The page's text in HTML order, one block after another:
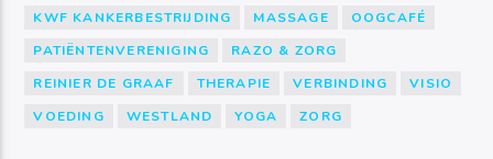
KWF KANKERBESTRIJDING
MASSAGE
OOGCAFÉ
PATIËNTENVERENIGING
RAZO & ZORG
REINIER DE GRAAF
THERAPIE VERBINDING
VISIO
VOEDING
WESTLAND YOGA ZORG